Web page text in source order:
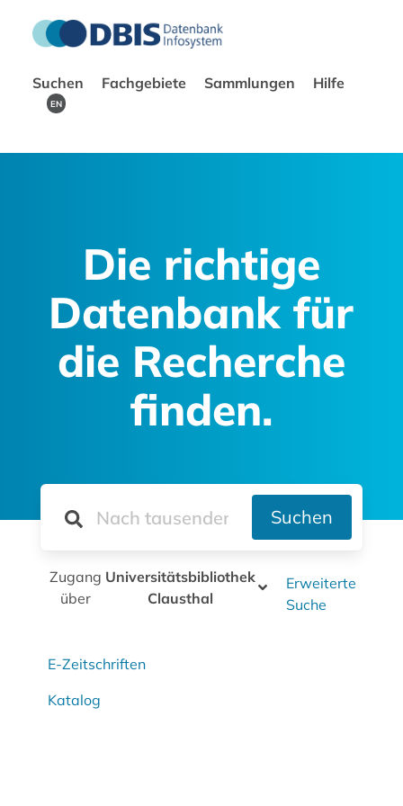
Suchen Fachgebiete Sammlungen Hilfe
EN
Die richtige
Datenbank für
die Recherche
finden.
Suchen
Zugang
über
Universitätsbibliothek
Clausthal
Erweiterte
Suche
E-Zeitschriften
Katalog